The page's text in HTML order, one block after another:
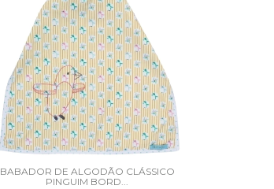
BABADOR DE ALGODÃO CLÁSSICO
PINGUIM BORD...